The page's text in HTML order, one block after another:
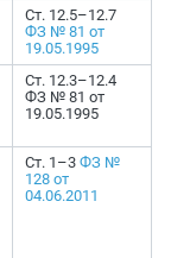
Ст. 12.5–12.7
ФЗ № 81 от
19.05.1995
Ст. 12.3–12.4
ФЗ № 81 от
19.05.1995
Ст. 1–3 ФЗ №
128 от
04.06.2011